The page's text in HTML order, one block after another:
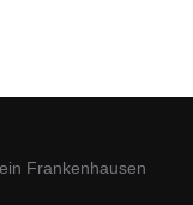
Frankenhausen